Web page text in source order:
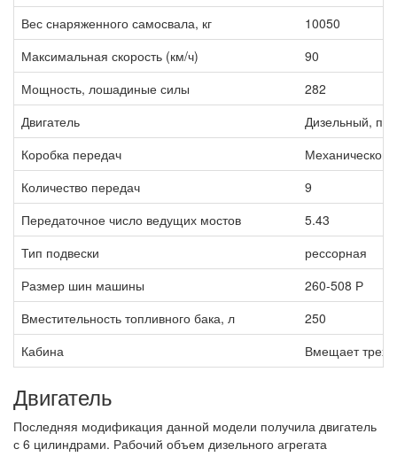
Вес снаряженного самосвала, кг
10050
Максимальная скорость (км/ч)
90
Мощность, лошадиные силы
282
Двигатель
Дизельный,
Коробка передач
Количество передач
9
Передаточное число ведущих мостов
5.43
Тип подвески
рессорная
Размер шин машины
260-508 Р
Вместительность топливного бака, л
250
Кабина
Вмещает трех
Двигатель
Последняя модификация данной модели получила двигатель
с 6 цилиндрами. Рабочий объем дизельного агрегата